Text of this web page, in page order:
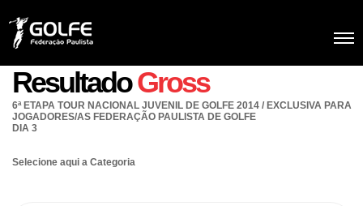
ResultadoGross
6ª ETAPA TOUR NACIONAL JUVENIL DE GOLFE 2014 / EXCLUSIVA PARA
JOGADORES/AS FEDERAÇÃO PAULISTA DE GOLFE
DIA 3
Selecione aqui a Categoria